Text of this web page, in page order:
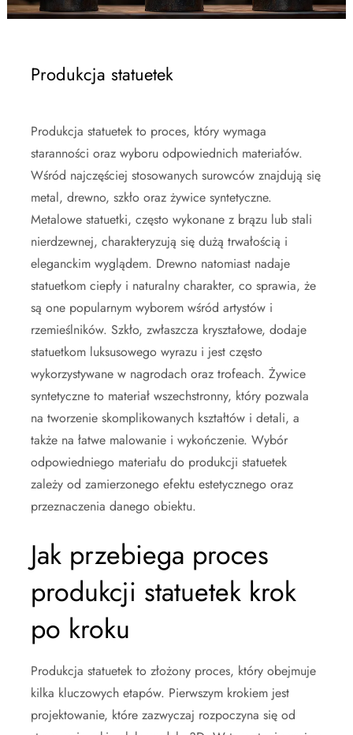
Produkcja statuetek
Produkcja statuetek to proces, który wymaga
staranności oraz wyboru odpowiednich materiałów.
Wśród najczęściej stosowanych surowców znajdują się
metal, drewno, szkło oraz żywice syntetyczne.
Metalowe statuetki, często wykonane z brązu lub stali
nierdzewnej, charakteryzują się dużą trwałością i
eleganckim wyglądem. Drewno natomiast nadaje
statuetkom ciepły i naturalny charakter, co sprawia, że
są one popularnym wyborem wśród artystów i
rzemieślników. Szkło, zwłaszcza kryształowe, dodaje
statuetkom luksusowego wyrazu i jest często
wykorzystywane w nagrodach oraz trofeach. Żywice
syntetyczne to materiał wszechstronny, który pozwala
na tworzenie skomplikowanych kształtów i detali, a
także na łatwe malowanie i wykończenie. Wybór
odpowiedniego materiału do produkcji statuetek
zależy od zamierzonego efektu estetycznego oraz
przeznaczenia danego obiektu.
Jak przebiega proces
produkcji statuetek krok
po kroku
Produkcja statuetek to złożony proces, który obejmuje
kilka kluczowych etapów. Pierwszym krokiem jest
projektowanie, które zazwyczaj rozpoczyna się od